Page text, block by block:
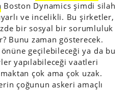
Boston Dynamics şimdi silah
ve incelikli. Bu şirketler,
bir sosyal bir sorumluluk
Bunu zaman gösterecek.
geçilebileceği ya da bu
yapılabileceği vaatleri
çok ama çok uzak.
çoğunun askeri amaçlı